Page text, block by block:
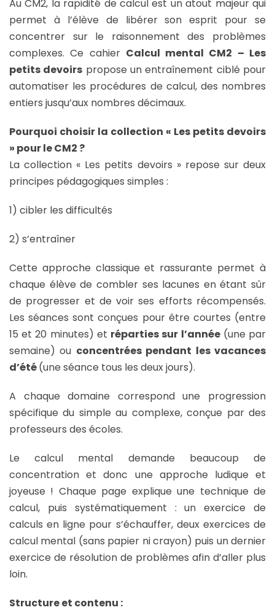
Au CM2, la rapidité de calcul est un atout majeur qui
permet à l’élève de libérer son esprit pour se
concentrer sur le raisonnement des problèmes
complexes. Ce cahier Calcul mental CM2 – Les
petits devoirs propose un entraînement ciblé pour
automatiser les procédures de calcul, des nombres
entiers jusqu’aux nombres décimaux.
Pourquoi choisir la collection « Les petits devoirs
» pour le CM2 ?
La collection « Les petits devoirs » repose sur deux
principes pédagogiques simples :
1) cibler les difficultés
2) s’entraîner
Cette approche classique et rassurante permet à
chaque élève de combler ses lacunes en étant sûr
de progresser et de voir ses efforts récompensés.
Les séances sont conçues pour être courtes (entre
15 et 20 minutes) et réparties sur l’année(une par
semaine) ou concentrées pendant les vacances
d’été(une séance tous les deux jours).
A chaque domaine correspond une progression
spécifique du simple au complexe, conçue par des
professeurs des écoles.
Le calcul mental demande beaucoup de
concentration et donc une approche ludique et
joyeuse ! Chaque page explique une technique de
calcul, puis systématiquement : un exercice de
calculs en ligne pour s’échauffer, deux exercices de
calcul mental (sans papier ni crayon) puis un dernier
exercice de résolution de problèmes afin d’aller plus
loin.
Structure et contenu :